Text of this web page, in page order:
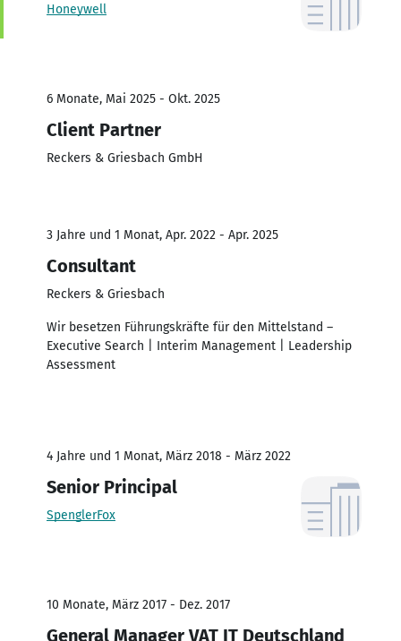
Honeywell
6 Monate, Mai 2025 - Okt. 2025
Client Partner
Reckers & Griesbach GmbH
3 Jahre und 1 Monat, Apr. 2022 - Apr. 2025
Consultant
Reckers & Griesbach
Wir besetzen Führungskräfte für den Mittelstand –
Executive Search | Interim Management | Leadership
Assessment
4 Jahre und 1 Monat, März 2018 - März 2022
Senior Principal
SpenglerFox
10 Monate, März 2017 - Dez. 2017
General Manager VAT IT Deutschland